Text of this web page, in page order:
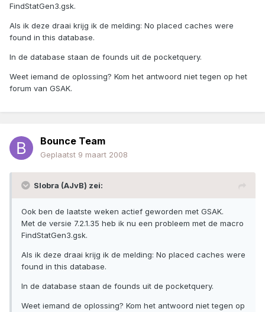
FindStatGen3.gsk.
Als ik deze draai krijg ik de melding: No placed caches were
found in this database.
In de database staan de founds uit de pocketquery.
Weet iemand de oplossing? Kom het antwoord niet tegen op het
forum van GSAK.
Bounce Team
Geplaatst 9 maart 2008
Slobra (AJvB) zei:
Ook ben de laatste weken actief geworden met GSAK.
Met de versie 7.2.1.35 heb ik nu een probleem met de macro
FindStatGen3.gsk.
Als ik deze draai krijg ik de melding: No placed caches were
found in this database.
In de database staan de founds uit de pocketquery.
Weet iemand de oplossing? Kom het antwoord niet tegen op